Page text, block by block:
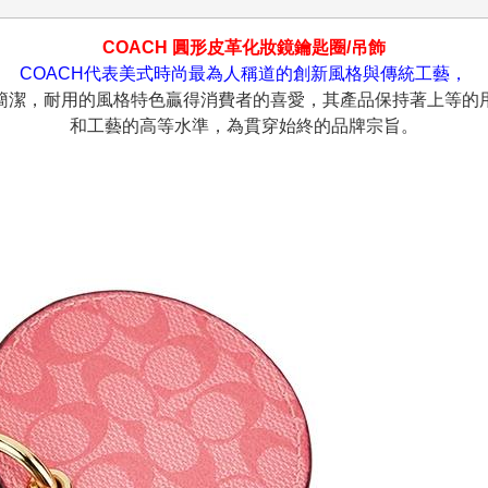
COACH 圓形皮革化妝鏡鑰匙圈/吊飾
COACH代表美式時尚最為人稱道的創新風格與傳統工藝，
潔，耐用的風格特色贏得消費者的喜愛，其產品保持著上等的
和工藝的高等水準，為貫穿始終的品牌宗旨。